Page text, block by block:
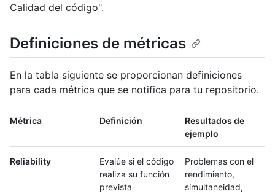
Calidad del código".
Definiciones de métricas
En la tabla siguiente se proporcionan definiciones
para cada métrica que se notifica para tu repositorio.
Métrica Definición
Resultados de
ejemplo
Reliability
Evalúe si el código
realiza su función
prevista
Problemas con el
rendimiento,
simultaneidad,